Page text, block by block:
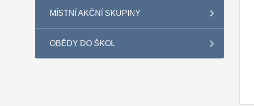
MÍSTNÍ AKČNÍ SKUPINY
OBĚDY DO ŠKOL